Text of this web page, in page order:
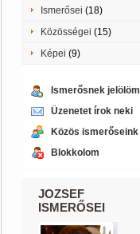
Ismerősei (18)
Közösségei (15)
Képei (9)
Ismerősnek jelölöm
Üzenetet írok neki
Közös ismerőseink
Blokkolom
JOZSEF
ISMERŐSEI